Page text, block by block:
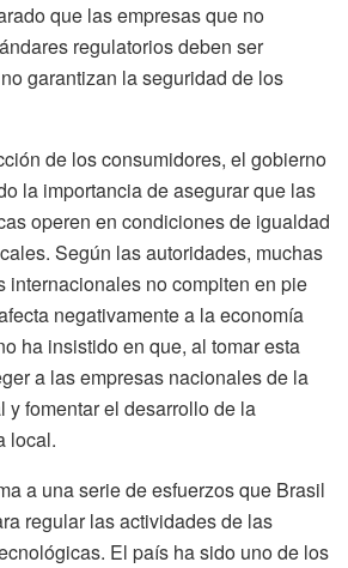
que las empresas que no
regulatorios deben ser
garantizan la seguridad de los
de los consumidores, el gobierno
la importancia de asegurar que las
operen en condiciones de igualdad
Según las autoridades, muchas
internacionales no compiten en pie
negativamente a la economía
ha insistido en que, al tomar esta
a las empresas nacionales de la
y fomentar el desarrollo de la
local.
a una serie de esfuerzos que Brasil
regular las actividades de las
El país ha sido uno de los